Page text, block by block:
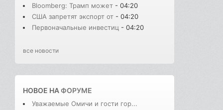
Bloomberg: Трамп может - 04:20
США запретят экспорт от - 04:20
Первоначальные инвестиц - 04:20
все новости
НОВОЕ НАФОРУМЕ
Уважаемые Омичи и гости гор...